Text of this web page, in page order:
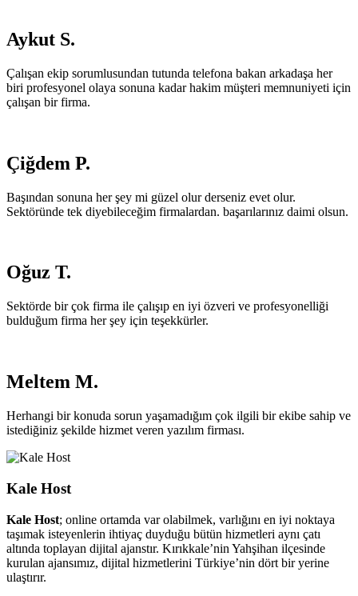
Aykut S.
Çalışan ekip sorumlusundan tutunda telefona bakan arkadaşa her
biri profesyonel olaya sonuna kadar hakim müşteri memnuniyeti için
çalışan bir firma.
Çiğdem P.
Başından sonuna her şey mi güzel olur derseniz evet olur.
Sektöründe tek diyebileceğim firmalardan. başarılarınız daimi olsun.
Oğuz T.
Sektörde bir çok firma ile çalışıp en iyi özveri ve profesyonelliği
bulduğum firma her şey için teşekkürler.
Meltem M.
Herhangi bir konuda sorun yaşamadığım çok ilgili bir ekibe sahip ve
istediğiniz şekilde hizmet veren yazılım firması.
Kale Host
Kale Host; online ortamda var olabilmek, varlığını en iyi noktaya
taşımak isteyenlerin ihtiyaç duyduğu bütün hizmetleri aynı çatı
altında toplayan dijital ajanstır. Kırıkkale’nin Yahşihan ilçesinde
kurulan ajansımız, dijital hizmetlerini Türkiye’nin dört bir yerine
ulaştırır.